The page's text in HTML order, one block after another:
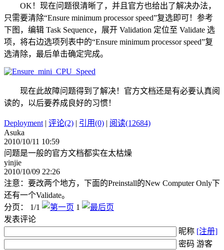
OK！现在问题很清晰了，并且官方也给出了解决办法，
只需要清除“Ensure minimum processor speed”复选即可！参考
下图，编辑 Task Sequence，展开 Validation 定位至 Validate 选
项，将右边选项列表中的“Ensure minimum processor speed”复
选清除，最后单击确定完成。
现在此故障问题得到了解决！官方文档还是有必要认真阅
读的，以后要养成良好的习惯！
Deployment| 评论(2) | 引用(0) | 阅读(12684)
Asuka
2010/10/11 10:59
问题是一般的官方文档都实在太枯燥
yinjie
2010/10/09 22:26
注意：要改两个地方，下面的Preinstall的New Computer Only下
还有一个Validate。
分页： 1/1
1
发表评论
昵称 [注册]
密码 游客